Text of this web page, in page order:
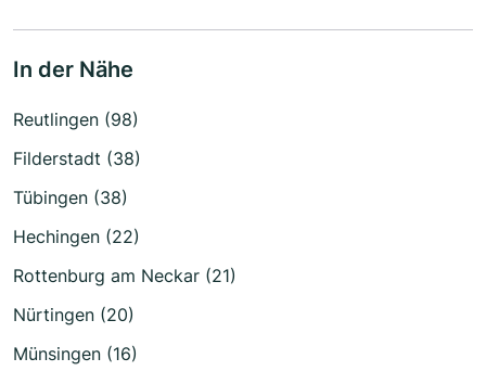
In der Nähe
Reutlingen (98)
Filderstadt (38)
Tübingen (38)
Hechingen (22)
Rottenburg am Neckar (21)
Nürtingen (20)
Münsingen (16)